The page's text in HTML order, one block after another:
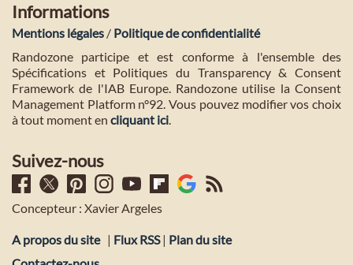
Informations
Mentions légales / Politique de confidentialité
Randozone participe et est conforme à l'ensemble des
Spécifications et Politiques du Transparency & Consent
Framework de l'IAB Europe. Randozone utilise la Consent
Management Platform n°92. Vous pouvez modifier vos choix
à tout moment en cliquant ici.
Suivez-nous
Concepteur : Xavier Argeles
A propos du site | Flux RSS| Plan du site